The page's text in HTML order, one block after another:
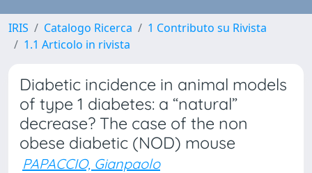
IRIS Catalogo Ricerca
1 Contributo su Rivista
1.1 Articolo in rivista
Diabetic incidence in animal models
of type 1 diabetes: a “natural”
decrease? The case of the non
obese diabetic (NOD) mouse
PAPACCIO, Gianpaolo